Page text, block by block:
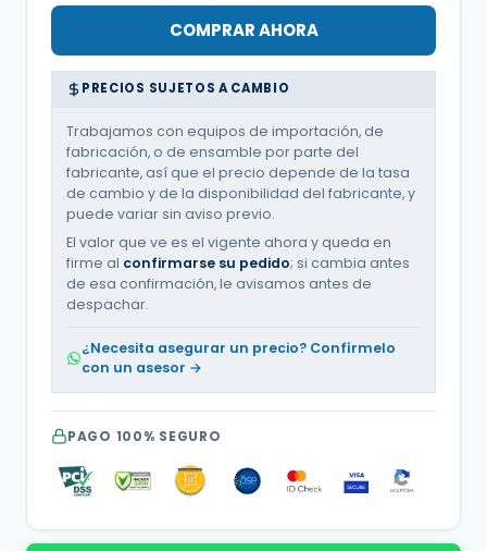
COMPRAR AHORA
PRECIOS SUJETOS A CAMBIO
Trabajamos con equipos de importación, de
fabricación, o de ensamble por parte del
fabricante, así que el precio depende de la tasa
de cambio y de la disponibilidad del fabricante, y
puede variar sin aviso previo.
El valor que ve es el vigente ahora y queda en
firme al confirmarse su pedido; si cambia antes
de esa confirmación, le avisamos antes de
despachar.
¿Necesita asegurar un precio? Confírmelo
con un asesor →
PAGO 100% SEGURO